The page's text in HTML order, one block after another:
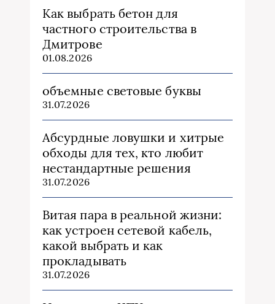
Как выбрать бетон для
частного строительства в
Дмитрове
01.08.2026
объемные световые буквы
31.07.2026
Абсурдные ловушки и хитрые
обходы для тех, кто любит
нестандартные решения
31.07.2026
Витая пара в реальной жизни:
как устроен сетевой кабель,
какой выбрать и как
прокладывать
31.07.2026